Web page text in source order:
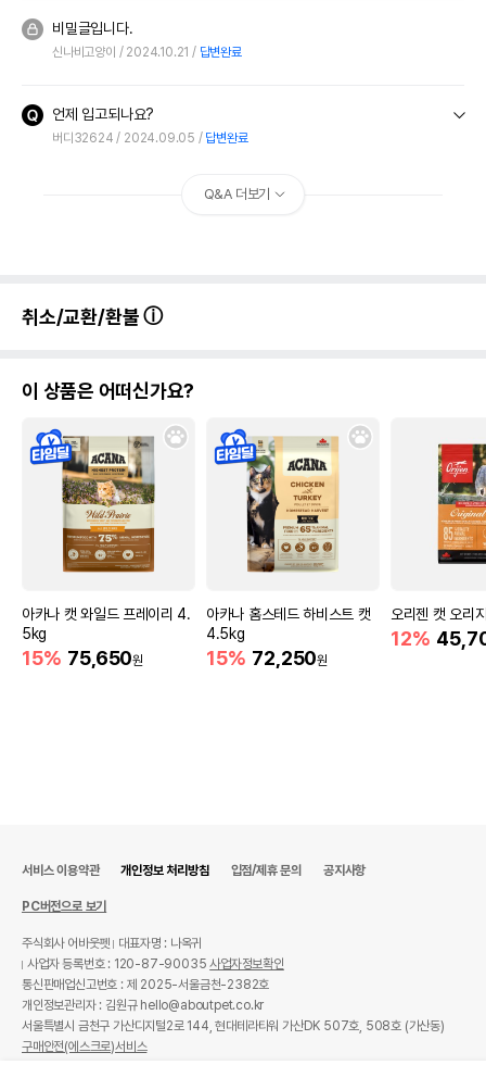
비밀글입니다.
신나비고양이 2024.10.21 답변완료
언제 입고되나요?
버디32624 2024.09.05 답변완료
Q&A 더보기
취소/교환/환불
이 상품은 어떠신가요?
아카나 캣 와일드 프레이리 4.
5kg
15% 75,650원
아카나 홈스테드 하비스트 캣
4.5kg
15% 72,250원
오리젠 캣 오리
12%
서비스 이용약관 개인정보 처리방침 입점/제휴 문의 공지사항
PC버전으로 보기
주식회사 어바웃펫
대표자명 : 나옥귀
사업자 등록번호 : 120-87-90035사업자정보확인
통신판매업신고번호 : 제 2025-서울금천-2382호
개인정보관리자 : 김원규 hello@aboutpet.co.kr
서울특별시 금천구 가산디지털2로 144, 현대테라타워 가산DK 507호, 508호 (가산동)
구매안전(에스크로)서비스